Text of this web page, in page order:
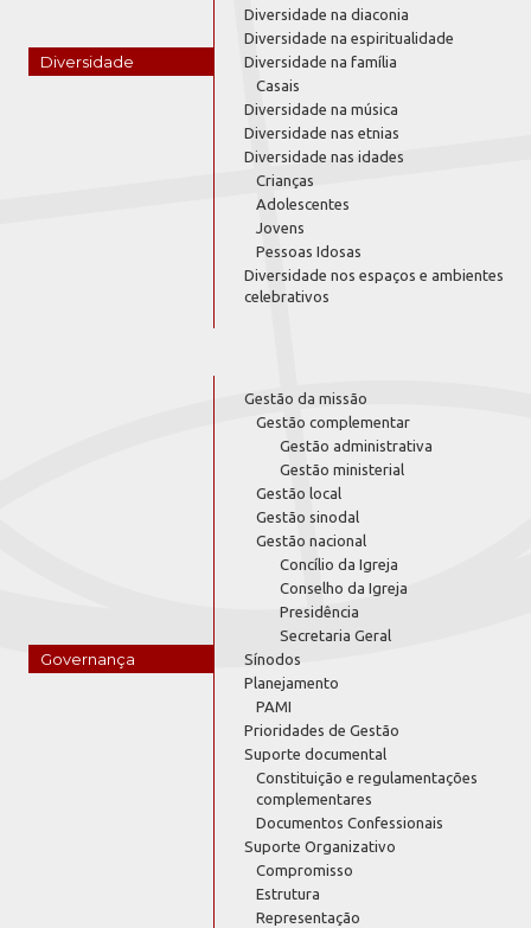
Diversidade
Diversidade na diaconia
Diversidade na espiritualidade
Diversidade na família
Casais
Diversidade na música
Diversidade nas etnias
Diversidade nas idades
Crianças
Adolescentes
Jovens
Pessoas Idosas
Diversidade nos espaços e ambientes
celebrativos
Governança
Gestão da missão
Gestão complementar
Gestão administrativa
Gestão ministerial
Gestão local
Gestão sinodal
Gestão nacional
Concílio da Igreja
Conselho da Igreja
Presidência
Secretaria Geral
Sínodos
Planejamento
PAMI
Prioridades de Gestão
Suporte documental
Constituição e regulamentações
complementares
Documentos Confessionais
Suporte Organizativo
Compromisso
Estrutura
Representação